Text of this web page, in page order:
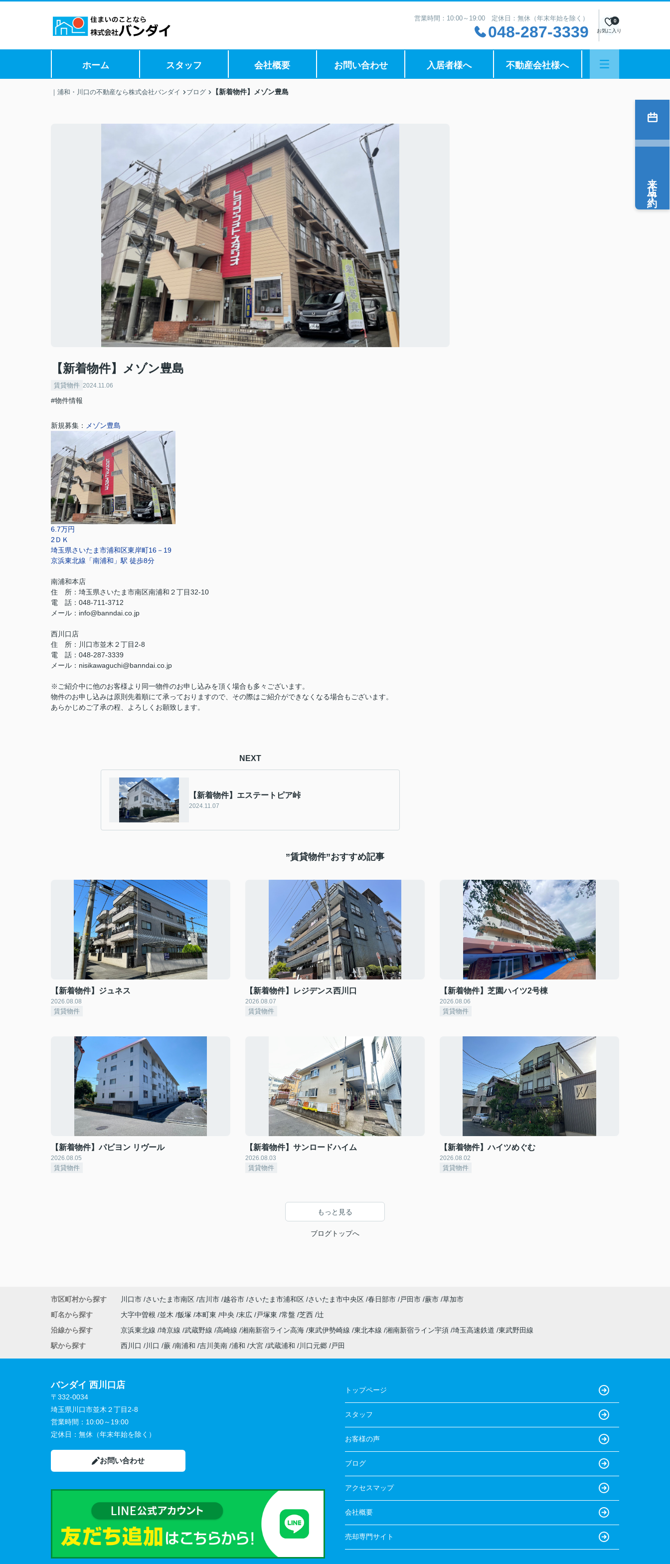
営業時間：10:00～19:00 定休日：無休（年末年始を除く）
048-287-3339 お気に入り
0
ホーム スタッフ 会社概要 お問い合わせ 入居者様へ 不動産会社様へ
｜浦和・川口の不動産なら株式会社バンダイ ブログ 【新着物件】メゾン豊島
【新着物件】メゾン豊島
賃貸物件 2024.11.06
#物件情報
新規募集： メゾン豊島
6.7万円
2ＤＫ
埼玉県さいたま市浦和区東岸町16－19
京浜東北線「南浦和」駅 徒歩8分
南浦和本店
住 所： 埼玉県さいたま市南区南浦和２丁目32-10
電 話：048-711-3712
メール： info@banndai.co.jp
西川口店
住 所： 川口市並木２丁目2-8
電 話：048-287-3339
メール ： nisikawaguchi@banndai.co.jp
※ご紹介中に他のお客様より同一物件のお申し込みを頂く場合も多々ございます。
物件のお申し込みは原則先着順にて承っておりますので、その際はご紹介ができなくなる場合もございます。
あらかじめご了承の程、よろしくお願致します。
NEXT
【新着物件】エステートピア峠
2024.11.07
”賃貸物件”おすすめ記事
【新着物件】ジュネス
2026.08.08
賃貸物件
【新着物件】レジデンス西川口
2026.08.07
賃貸物件
【新着物件】芝園ハイツ2号棟
2026.08.06
賃貸物件
【新着物件】パビヨン リヴール
2026.08.05
賃貸物件
【新着物件】サンロードハイム
2026.08.03
賃貸物件
【新着物件】ハイツめぐむ
2026.08.02
賃貸物件
もっと見る
ブログトップへ
来店予約
市区町村から探す 川口市 さいたま市南区 吉川市 越谷市 さいたま市浦和区 さいたま市中央区 春日部市 戸田市 蕨市 草加市
町名から探す
大字中曽根 並木 飯塚 本町東 中央 末広 戸塚東 常盤 芝西 辻
沿線から探す
京浜東北線 埼京線 武蔵野線 高崎線 湘南新宿ライン高海 東武伊勢崎線 東北本線 湘南新宿ライン宇須 埼玉高速鉄道 東武野田線
駅から探す
西川口 川口 蕨 南浦和 吉川美南 浦和 大宮 武蔵浦和 川口元郷 戸田
バンダイ 西川口店
〒332-0034
埼玉県川口市並木２丁目2-8
営業時間： 10:00～19:00
定休日： 無休（年末年始を除く）
お問い合わせ
トップページ
スタッフ
お客様の声
ブログ
アクセスマップ
会社概要
売却専門サイト